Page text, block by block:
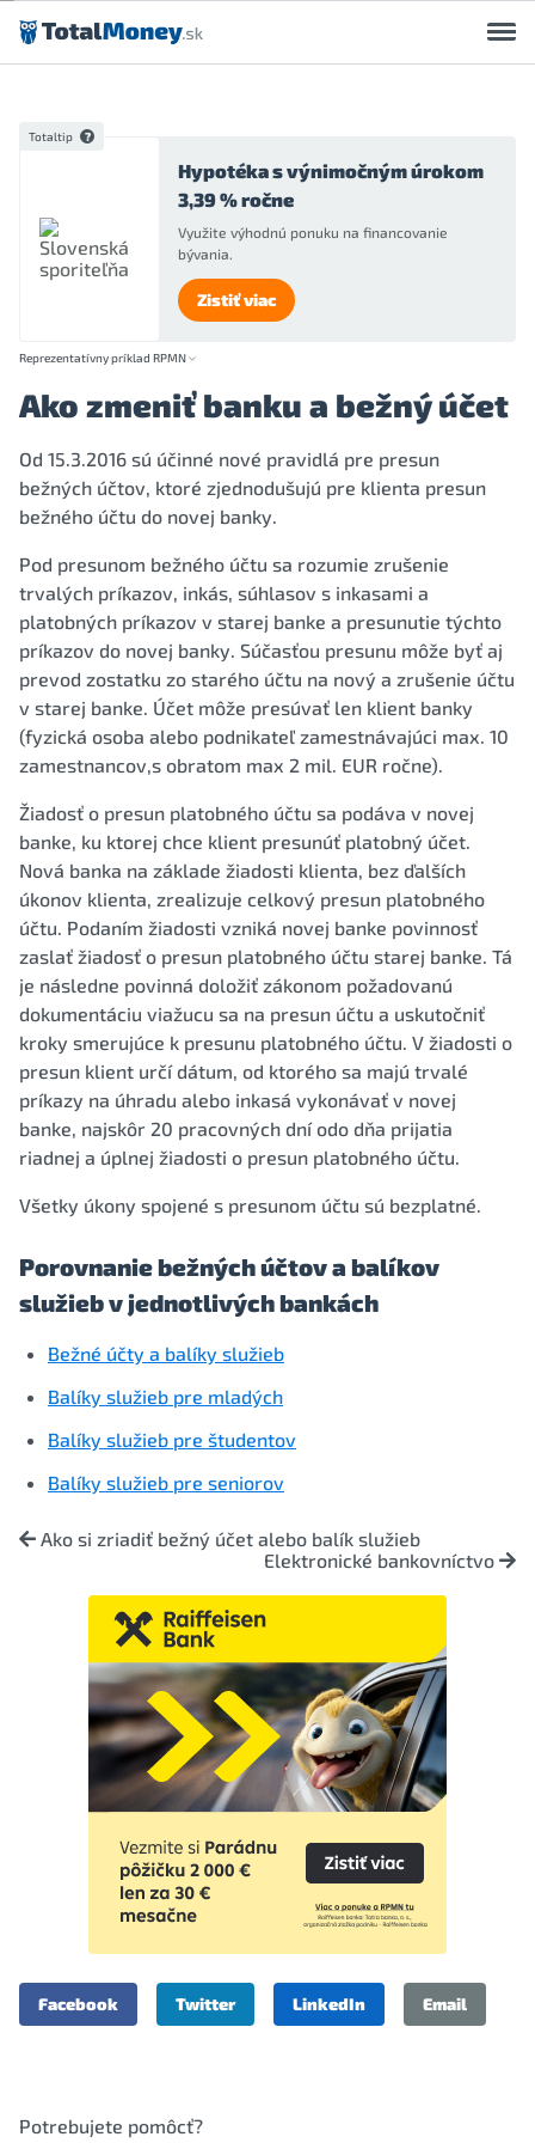
Preskočiť na obsah
Totaltip
Hypotéka s výnimočným úrokom
3,39 % ročne
Využite výhodnú ponuku na financovanie
bývania.
Zistiť viac
Reprezentatívny príklad RPMN
Ako zmeniť banku a bežný účet
Od 15.3.2016 sú účinné nové pravidlá pre presun
bežných účtov, ktoré zjednodušujú pre klienta presun
bežného účtu do novej banky.
Pod presunom bežného účtu sa rozumie zrušenie
trvalých príkazov, inkás, súhlasov s inkasami a
platobných príkazov v starej banke a presunutie týchto
príkazov do novej banky. Súčasťou presunu môže byť aj
prevod zostatku zo starého účtu na nový a zrušenie účtu
v starej banke. Účet môže presúvať len klient banky
(fyzická osoba alebo podnikateľ zamestnávajúci max. 10
zamestnancov,s obratom max 2 mil. EUR ročne).
Žiadosť o presun platobného účtu sa podáva v novej
banke, ku ktorej chce klient presunúť platobný účet.
Nová banka na základe žiadosti klienta, bez ďalších
úkonov klienta, zrealizuje celkový presun platobného
účtu. Podaním žiadosti vzniká novej banke povinnosť
zaslať žiadosť o presun platobného účtu starej banke. Tá
je následne povinná doložiť zákonom požadovanú
dokumentáciu viažucu sa na presun účtu a uskutočniť
kroky smerujúce k presunu platobného účtu. V žiadosti o
presun klient určí dátum, od ktorého sa majú trvalé
príkazy na úhradu alebo inkasá vykonávať v novej
banke, najskôr 20 pracovných dní odo dňa prijatia
riadnej a úplnej žiadosti o presun platobného účtu.
Všetky úkony spojené s presunom účtu sú bezplatné.
Porovnanie bežných účtov a balíkov
služieb v jednotlivých bankách
Bežné účty a balíky služieb
Balíky služieb pre mladých
Balíky služieb pre študentov
Balíky služieb pre seniorov
Ako si zriadiť bežný účet alebo balík služieb
Elektronické bankovníctvo
Facebook Twitter LinkedIn Email
Potrebujete pomôcť?